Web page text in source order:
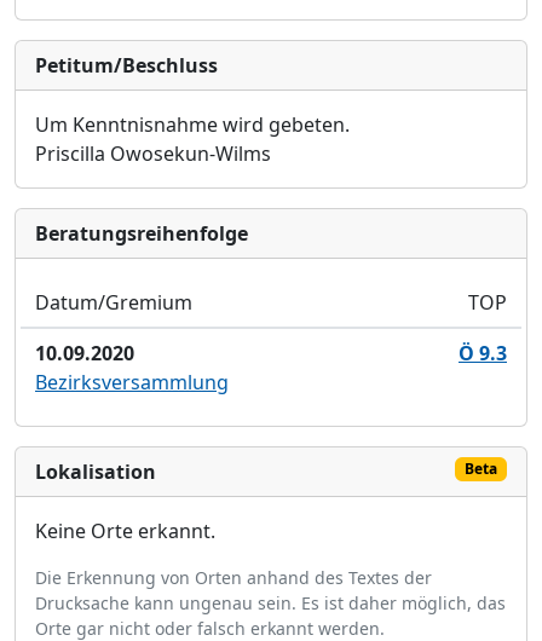
Petitum/Beschluss
Um Kenntnisnahme wird gebeten.
Priscilla Owosekun-Wilms
Bera­tungs­reihen­folge
Datum/Gremium
TOP
10.09.2020
Ö 9.3
Bezirksversammlung
Lokalisation Beta
Keine Orte erkannt.
Die Erkennung von Orten anhand des Textes der
Drucksache kann ungenau sein. Es ist daher möglich, das
Orte gar nicht oder falsch erkannt werden.